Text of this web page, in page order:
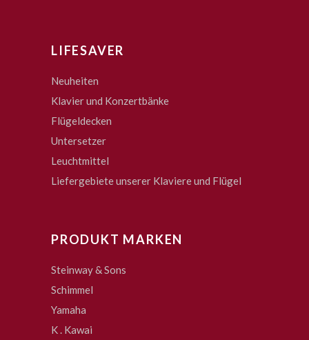
LIFESAVER
Neuheiten
Klavier und Konzertbänke
Flügeldecken
Untersetzer
Leuchtmittel
Liefergebiete unserer Klaviere und Flügel
PRODUKT MARKEN
Steinway & Sons
Schimmel
Yamaha
K . Kawai